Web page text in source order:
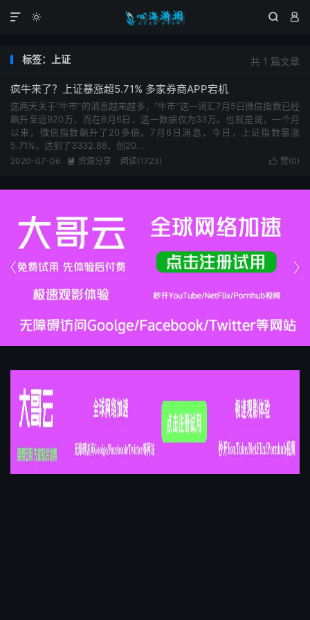
  

共 1 篇文章
标签：上证
疯牛来了？上证暴涨超5.71% 多家券商APP宕机
这两天关于“牛市”的消息越来越多，“牛市”这一词汇7月5日微信指数已经
飙升至近920万，而在6月6日，这一数据仅为33万。也就是说，一个月
以来，微信指数飙升了20多倍。7月6日消息，今日，上证指数暴涨
5.71%，达到了3332.88，创20...
 赞(0)
2020-07-06  资源分享 阅读(1723)

